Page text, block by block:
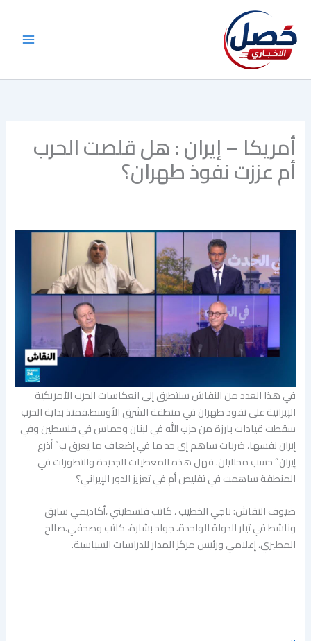
المحتوى
أمريكا – إيران : هل قلصت الحرب
أم عززت نفوذ طهران؟
في هذا العدد من النقاش سنتطرق إلى انعكاسات الحرب الأمريكية
الإيرانية على نفوذ طهران في منطقة الشرق الأوسط.فمنذ بداية الحرب
سقطت قيادات بارزة من حزب الله في لبنان وحماس في فلسطين وفي
إيران نفسها، ضربات ساهم إى حد ما في إضعاف ما يعرق ب” أذرع
إيران” حسب محلليلن. فهل هذه المعطيات الجديدة والتطورات في
المنطقة ساهمت في تقليص أم في تعزيز الدور الإيراني؟
ضيوف النقاش: ناجي الخطيب ، كاتب فلسطيني ،أكاديمي سابق
وناشط في تيار الدولة الواحدة. جواد بشارة، كاتب وصحفي.صالح
المطيري، إعلامي ورئيس مركز المدار للدراسات السياسية.